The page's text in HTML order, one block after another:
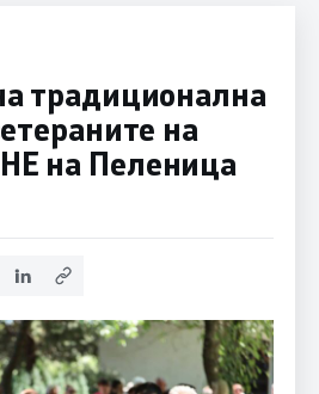
традиционална
на
на Пеленица